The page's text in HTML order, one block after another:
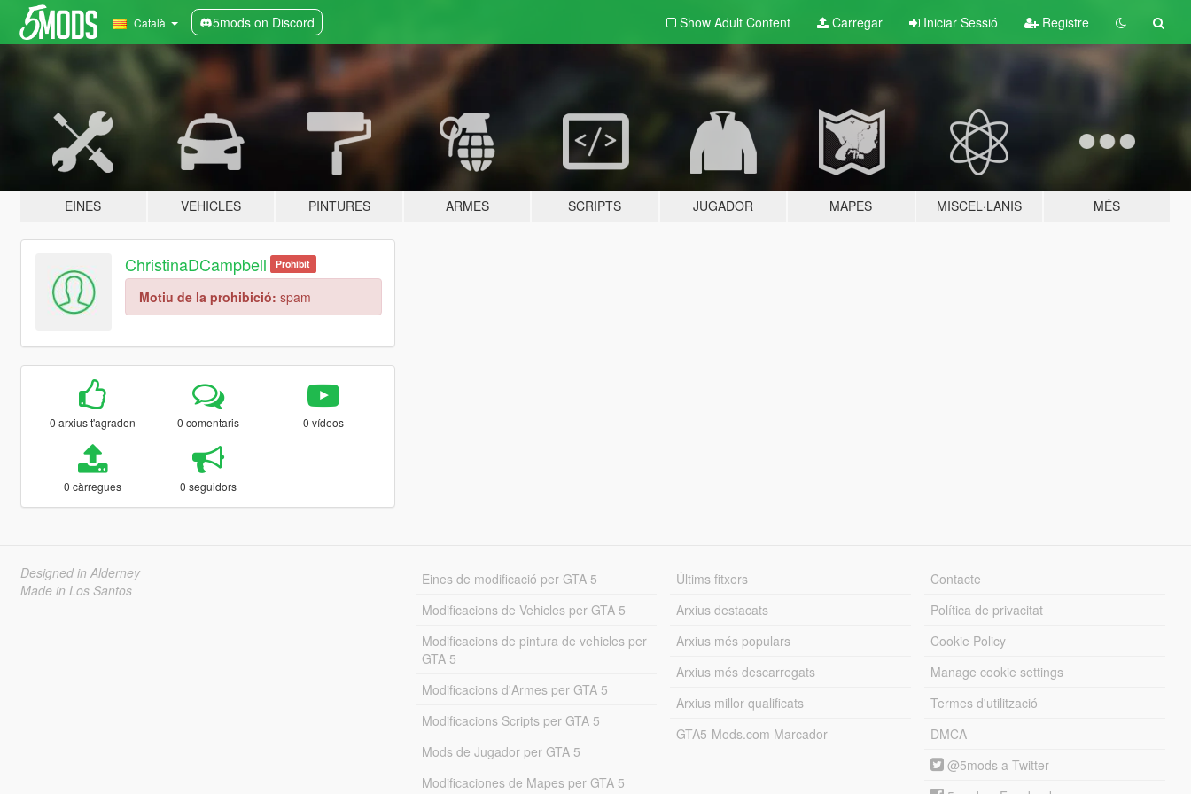
Català 5mods on Discord Show Adult Content Carregar Iniciar Sessió Registre
EINES VEHICLES PINTURES ARMES SCRIPTS JUGADOR MAPES MISCEL·LANIS MÉS
ChristinaDCampbell Prohibit
Motiu de la prohibició: spam
0 arxius t'agraden 0 comentaris 0 vídeos
0 càrregues 0 seguidors
Designed in Alderney
Made in Los Santos
Eines de modificació per GTA 5
Modificacions de Vehicles per GTA 5
Modificacions de pintura de vehicles per
GTA 5
Modificacions d'Armes per GTA 5
Modificacions Scripts per GTA 5
Mods de Jugador per GTA 5
Modificaciones de Mapes per GTA 5
Últims fitxers
Arxius destacats
Arxius més populars
Arxius més descarregats
Arxius millor qualificats
GTA5-Mods.com Marcador
Contacte
Política de privacitat
Cookie Policy
Manage cookie settings
Termes d'utilització
DMCA
@5mods a Twitter